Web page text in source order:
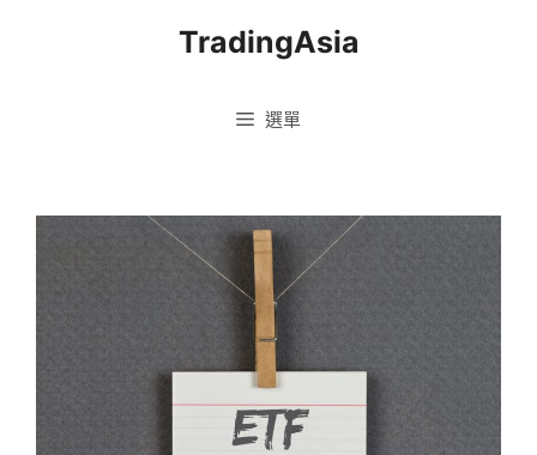
TradingAsia
選單